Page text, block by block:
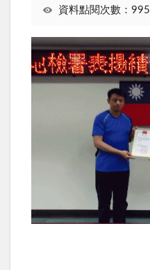
資料點閱次數：995